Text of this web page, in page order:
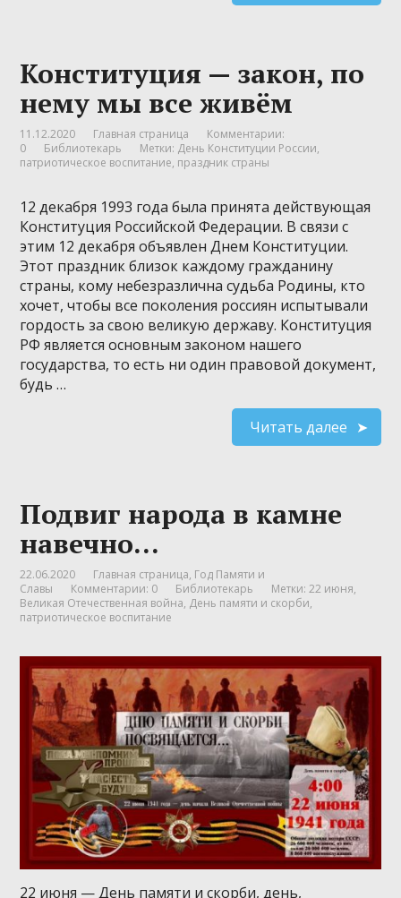
Конституция — закон, по
нему мы все живём
11.12.2020 Главная страница
Комментарии:
0
Библиотекарь Метки: День Конституции России,
патриотическое воспитание, праздник страны
12 декабря 1993 года была принята действующая
Конституция Российской Федерации. В связи с
этим 12 декабря объявлен Днем Конституции.
Этот праздник близок каждому гражданину
страны, кому небезразлична судьба Родины, кто
хочет, чтобы все поколения россиян испытывали
гордость за свою великую державу. Конституция
РФ является основным законом нашего
государства, то есть ни один правовой документ,
будь …
Читать далее
Подвиг народа в камне
навечно…
22.06.2020 Главная страница, Год Памяти и
Славы
Комментарии: 0 Библиотекарь Метки:22 июня,
Великая Отечественная война, День памяти и скорби,
патриотическое воспитание
22 июня — День памяти и скорби, день,